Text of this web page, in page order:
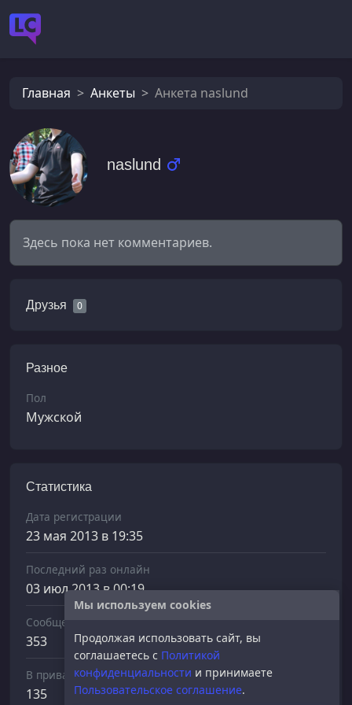
Главная Анкеты Анкета naslund
naslund
Здесь пока нет комментариев.
Друзья 0
Разное
Пол
Мужской
Статистика
Дата регистрации
23 мая 2013 в 19:35
Последний раз онлайн
03 июл 2013 в 00:19
Сообщений отправлено
353
В приват
135
Мы используем cookies
Продолжая использовать сайт, вы
соглашаетесь с Политикой
конфиденциальности и принимаете
Пользовательское соглашение.